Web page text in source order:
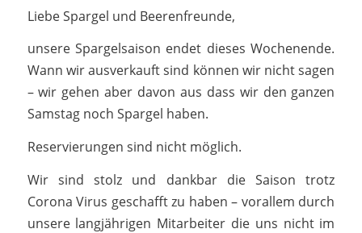
Liebe Spargel und Beerenfreunde,
unsere Spargelsaison endet dieses Wochenende.
Wann wir ausverkauft sind können wir nicht sagen
– wir gehen aber davon aus dass wir den ganzen
Samstag noch Spargel haben.
Reservierungen sind nicht möglich.
Wir sind stolz und dankbar die Saison trotz
Corona Virus geschafft zu haben – vorallem durch
unsere langjährigen Mitarbeiter die uns nicht im